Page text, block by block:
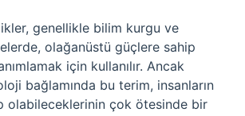
genellikle bilim kurgu ve
olağanüstü güçlere sahip
için kullanılır. Ancak
bağlamında bu terim, insanların
olabileceklerinin çok ötesinde bir